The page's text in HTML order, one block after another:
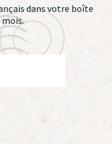
dans votre boîte